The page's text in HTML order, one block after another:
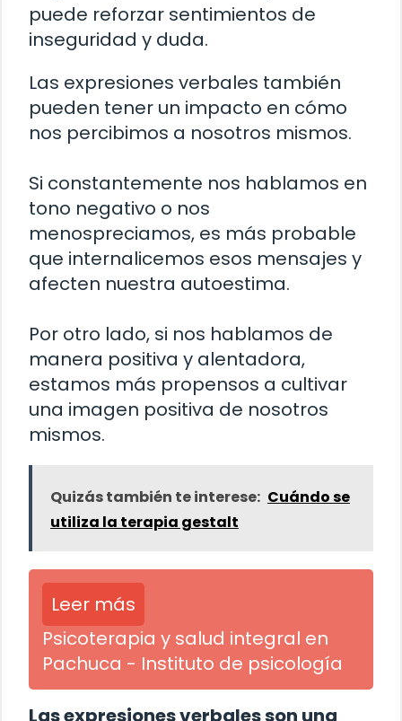
puede reforzar sentimientos de
inseguridad y duda.
Las expresiones verbales también
pueden tener un impacto en cómo
nos percibimos a nosotros mismos.
Si constantemente nos hablamos en
tono negativo o nos
menospreciamos, es más probable
que internalicemos esos mensajes y
afecten nuestra autoestima.
Por otro lado, si nos hablamos de
manera positiva y alentadora,
estamos más propensos a cultivar
una imagen positiva de nosotros
mismos.
Quizás también te interese: Cuándo se
utiliza la terapia gestalt
Leer más
Psicoterapia y salud integral en
Pachuca - Instituto de psicología
Las expresiones verbales son una